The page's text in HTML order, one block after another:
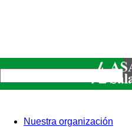
Nuestra organización